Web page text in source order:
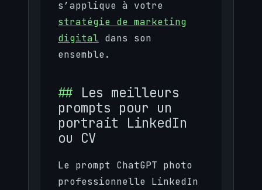
s’applique à votre
stratégie de marketing
digital dans son
ensemble.
Les meilleurs
prompts pour un
portrait LinkedIn
ou CV
Le prompt ChatGPT photo
professionnelle LinkedIn